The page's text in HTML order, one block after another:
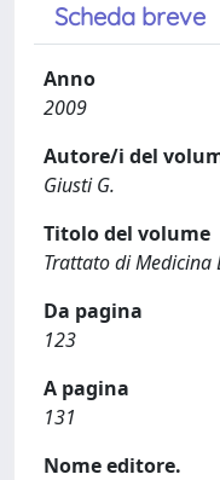
Scheda breve
Anno
2009
Autore/i del
Giusti G.
Titolo del volume
Trattato di Medicina
Da pagina
123
A pagina
131
Nome editore.